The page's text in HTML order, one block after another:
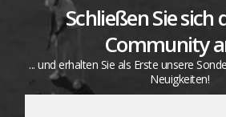
Schließen Sie sich
Community
... und erhalten Sie als Erste unsere
Neuigkeiten!